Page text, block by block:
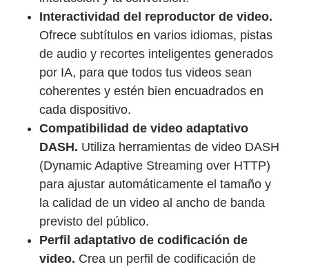
Interactividad del reproductor de video.
Ofrece subtítulos en varios idiomas, pistas
de audio y recortes inteligentes generados
por IA, para que todos tus videos sean
coherentes y estén bien encuadrados en
cada dispositivo.
Compatibilidad de video adaptativo
DASH. Utiliza herramientas de video DASH
(Dynamic Adaptive Streaming over HTTP)
para ajustar automáticamente el tamaño y
la calidad de un video al ancho de banda
previsto del público.
Perfil adaptativo de codificación de
video. Crea un perfil de codificación de